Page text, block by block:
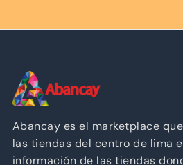
Abancay es el marketplace
las tiendas del centro de lima
información de las tiendas